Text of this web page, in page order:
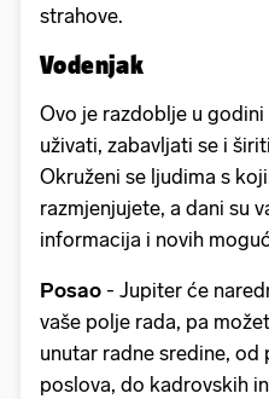
strahove.
Vodenjak
Ovo je razdoblje u
uživati, zabavljati se i
Okruženi se ljudima s
razmjenjujete, a dani su
informacija i novih
Posao - Jupiter će
vaše polje rada, pa
unutar radne sredine, od
poslova, do kadrovskih